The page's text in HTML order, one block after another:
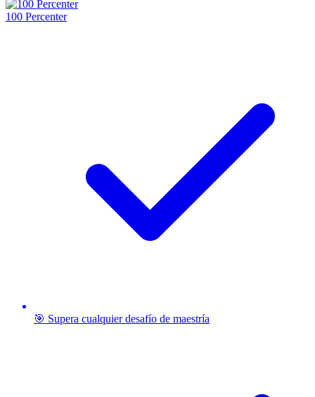
100 Percenter
🎯 Supera cualquier desafío de maestría